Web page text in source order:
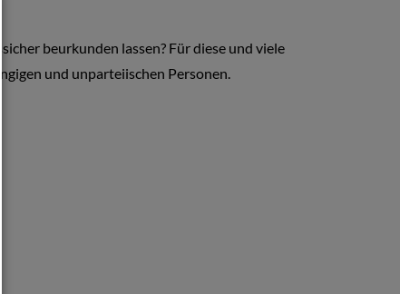
beurkunden lassen? Für diese und viele
und unparteiischen Personen.